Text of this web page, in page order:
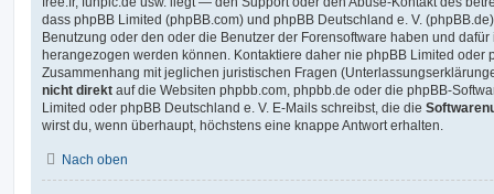
dass phpBB Limited (phpBB.com) und phpBB Deutschland e. V.
Benutzung oder den oder die Benutzer der Forensoftware haben und
herangezogen werden können. Kontaktiere daher nie phpBB Limited oder
Zusammenhang mit jeglichen juristischen Fragen
nicht direkt auf die Websiten phpbb.com, phpbb.de oder die phpBB-
Limited oder phpBB Deutschland e. V. E-Mails schreibst, die die
wirst du, wenn überhaupt, höchstens eine knappe Antwort erhalten.
Nach oben